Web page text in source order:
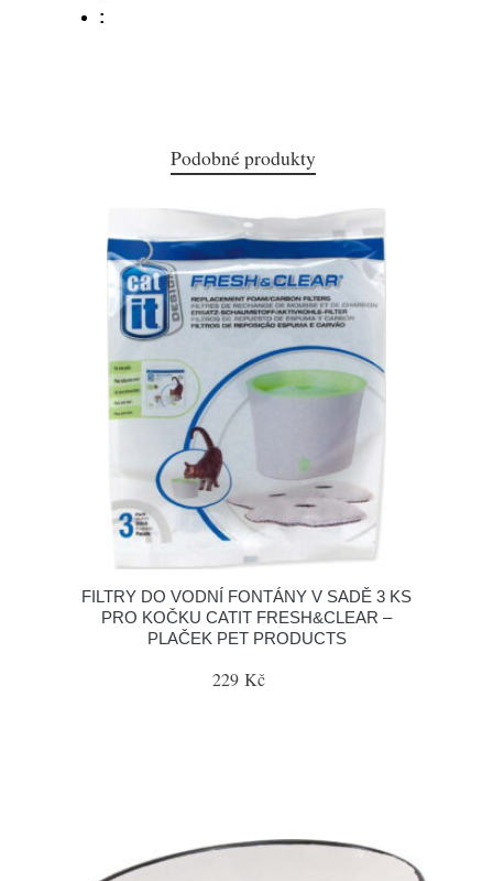
:
Podobné produkty
FILTRY DO VODNÍ FONTÁNY V SADĚ 3 KS
PRO KOČKU CATIT FRESH&CLEAR –
PLAČEK PET PRODUCTS
229 Kč